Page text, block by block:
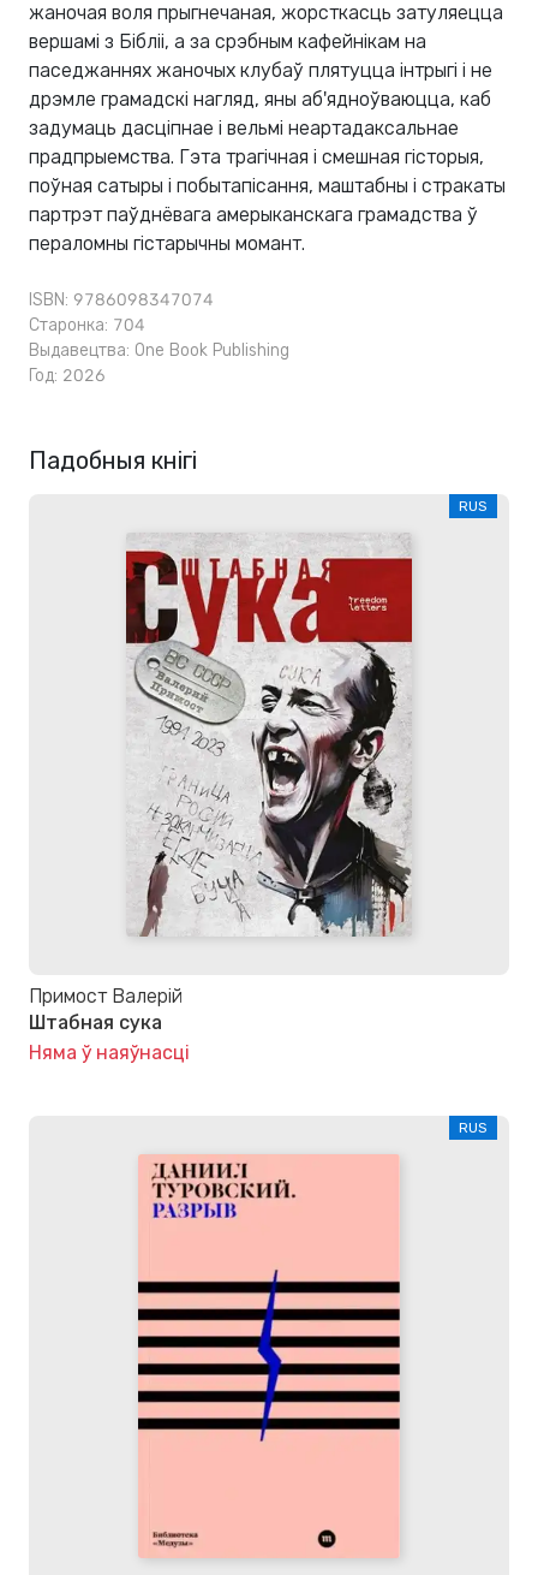
жаночая воля прыгнечаная, жорсткасць затуляецца
вершамі з Бібліі, а за срэбным кафейнікам на
паседжаннях жаночых клубаў плятуцца інтрыгі і не
дрэмле грамадскі нагляд, яны аб'ядноўваюцца, каб
задумаць дасціпнае і вельмі неартадаксальнае
прадпрыемства. Гэта трагічная і смешная гісторыя,
поўная сатыры і побытапісання, маштабны і стракаты
партрэт паўднёвага амерыканскага грамадства ў
пераломны гістарычны момант.
ISBN: 9786098347074
Старонка: 704
Выдавецтва: One Book Publishing
Год: 2026
Падобныя кнігі
RUS
Примост Валерій
Штабная сука
Няма ў наяўнасці
RUS